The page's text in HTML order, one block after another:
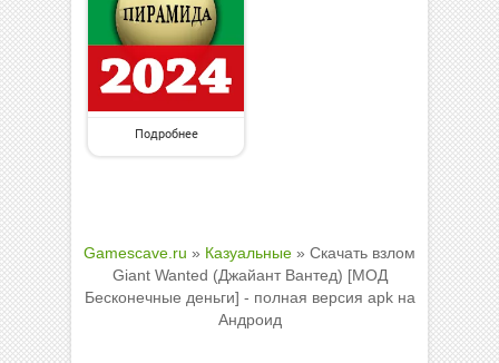
Подробнее
Gamescave.ru » Казуальные » Скачать взлом
Giant Wanted (Джайант Вантед) [МОД
Бесконечные деньги] - полная версия apk на
Андроид